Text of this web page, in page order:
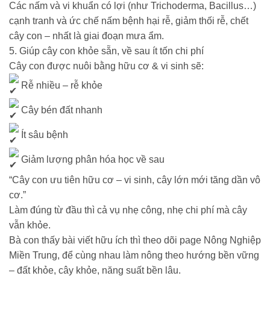
Các nấm và vi khuẩn có lợi (như Trichoderma, Bacillus…)
cạnh tranh và ức chế nấm bệnh hại rễ, giảm thối rễ, chết
cây con – nhất là giai đoạn mưa ẩm.
5. Giúp cây con khỏe sẵn, về sau ít tốn chi phí
Cây con được nuôi bằng hữu cơ & vi sinh sẽ:
Rễ nhiều – rễ khỏe
Cây bén đất nhanh
Ít sâu bệnh
Giảm lượng phân hóa học về sau
“Cây con ưu tiên hữu cơ – vi sinh, cây lớn mới tăng dần vô
cơ.”
Làm đúng từ đầu thì cả vụ nhẹ công, nhẹ chi phí mà cây
vẫn khỏe.
Bà con thấy bài viết hữu ích thì theo dõi page Nông Nghiệp
Miền Trung, để cùng nhau làm nông theo hướng bền vững
– đất khỏe, cây khỏe, năng suất bền lâu.